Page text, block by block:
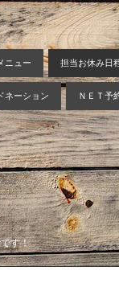
ニュー 担当お休み日
ネーション ＮＥＴ予
す！